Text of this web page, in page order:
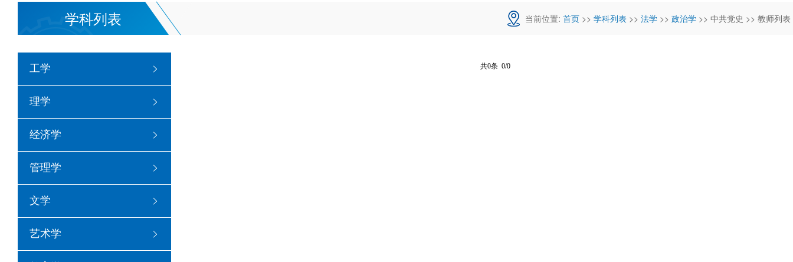
学科列表 当前位置: 首页 >> 学科列表 >> 法学 >> 政治学 >> 中共党史 >> 教师列表
工学
理学
经济学
管理学
文学
艺术学
共0条 0/0